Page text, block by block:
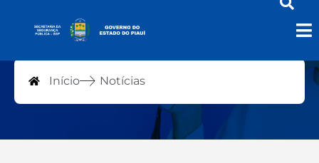
Notícias
Início Notícias